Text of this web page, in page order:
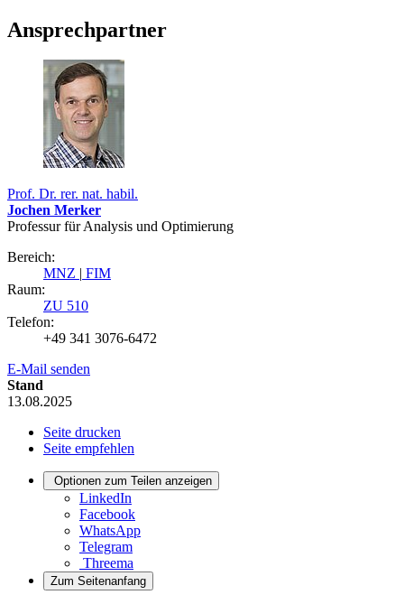
Ansprechpartner
Prof. Dr. rer. nat. habil.
Jochen Merker
Professur für Analysis und Optimierung
Bereich:
MNZ
FIM
Raum:
ZU 510
Telefon:
+49 341 3076-6472
E-Mail senden
Stand
13.08.2025
Seite drucken
Seite empfehlen
Optionen zum Teilen anzeigen
LinkedIn
Facebook
WhatsApp
Telegram
Threema
Zum Seitenanfang